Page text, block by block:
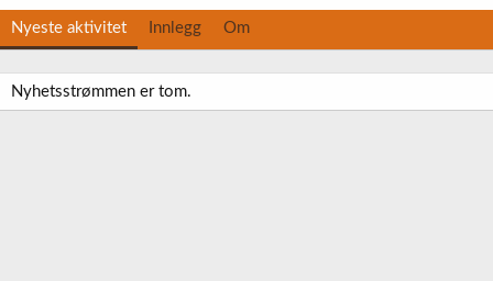
Nyeste aktivitet Innlegg Om
Nyhetsstrømmen er tom.